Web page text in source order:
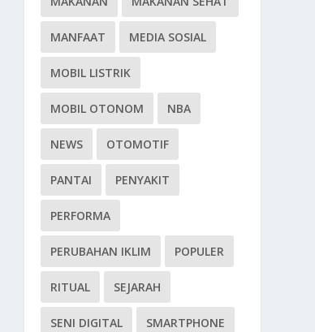
MANFAAT MEDIA SOSIAL
MOBIL LISTRIK
MOBIL OTONOM NBA
NEWS OTOMOTIF
PANTAI PENYAKIT
PERFORMA
PERUBAHAN IKLIM POPULER
RITUAL SEJARAH
SENI DIGITAL SMARTPHONE